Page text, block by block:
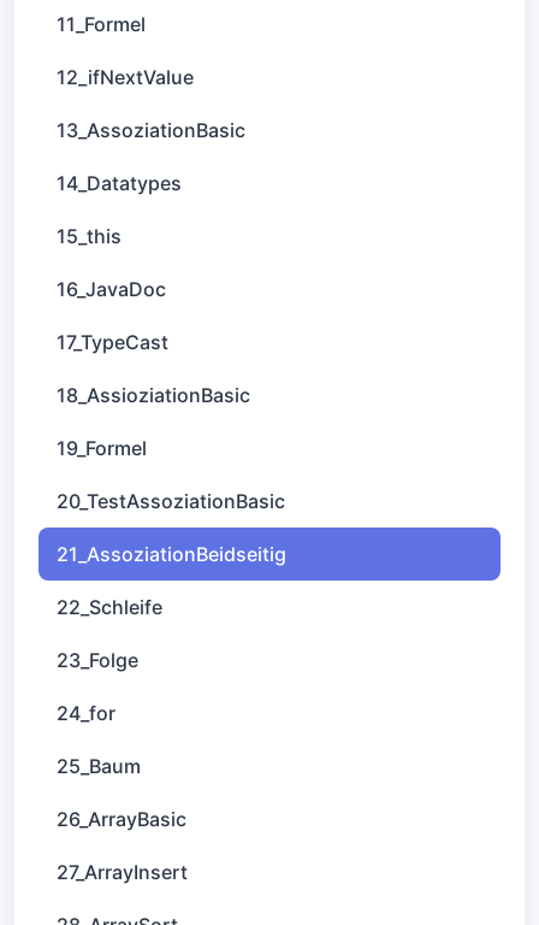
11_Formel
12_ifNextValue
13_AssoziationBasic
14_Datatypes
15_this
16_JavaDoc
17_TypeCast
18_AssioziationBasic
19_Formel
20_TestAssoziationBasic
21_AssoziationBeidseitig
22_Schleife
23_Folge
24_for
25_Baum
26_ArrayBasic
27_ArrayInsert